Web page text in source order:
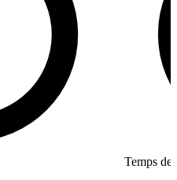
Temps de